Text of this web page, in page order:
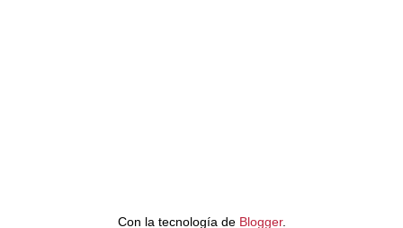
Con la tecnología de Blogger.